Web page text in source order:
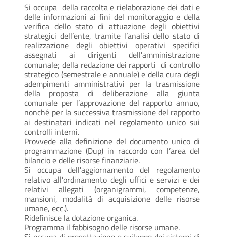
Si occupa della raccolta e rielaborazione dei dati e
delle informazioni ai fini del monitoraggio e della
verifica dello stato di attuazione degli obiettivi
strategici dell’ente, tramite l’analisi dello stato di
realizzazione degli obiettivi operativi specifici
assegnati ai dirigenti dell'amministrazione
comunale; della redazione dei rapporti di controllo
strategico (semestrale e annuale) e della cura degli
adempimenti amministrativi per la trasmissione
della proposta di deliberazione alla giunta
comunale per l’approvazione del rapporto annuo,
nonché per la successiva trasmissione del rapporto
ai destinatari indicati nel regolamento unico sui
controlli interni.
Provvede alla definizione del documento unico di
programmazione (Dup) in raccordo con l’area del
bilancio e delle risorse finanziarie.
Si occupa dell'aggiornamento del regolamento
relativo all'ordinamento degli uffici e servizi e dei
relativi allegati (organigrammi, competenze,
mansioni, modalità di acquisizione delle risorse
umane, ecc.).
Ridefinisce la dotazione organica.
Programma il fabbisogno delle risorse umane.